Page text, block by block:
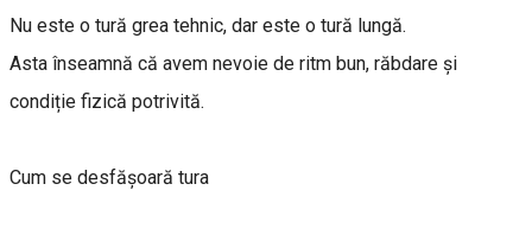
Nu este o tură grea tehnic, dar este o tură lungă.
Asta înseamnă că avem nevoie de ritm bun, răbdare și
condiție fizică potrivită.
Cum se desfășoară tura